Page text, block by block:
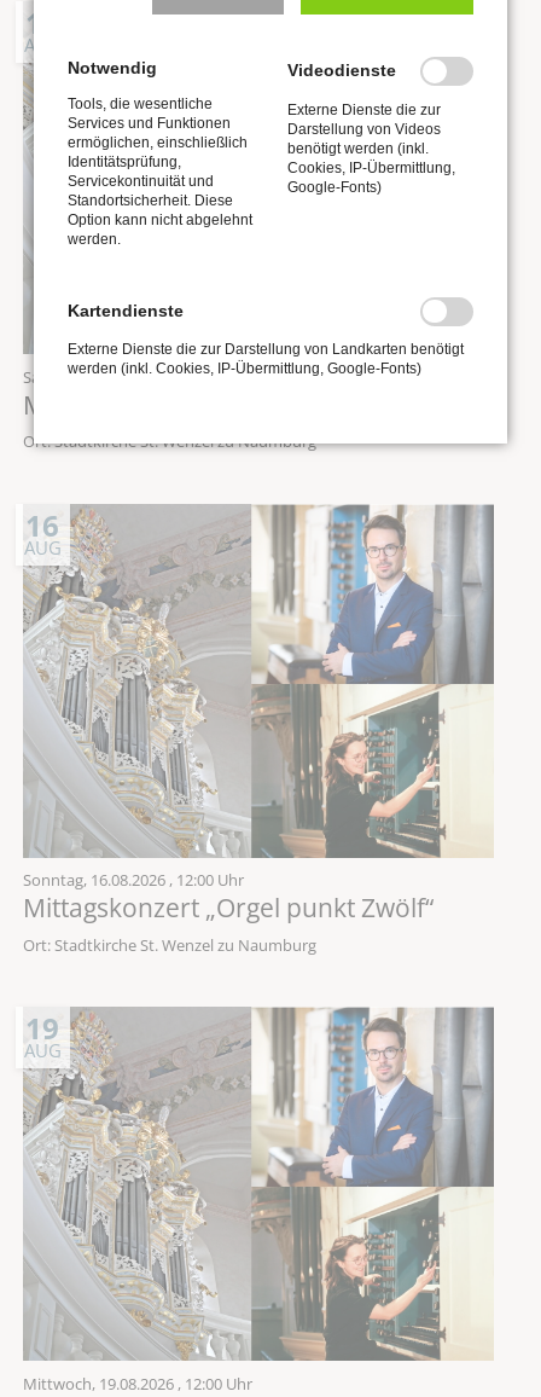
15
AUG
Samstag,15.08.2026 , 12:00 Uhr
Mittagskonzert „Orgel punkt Zwölf“
Ort: Stadtkirche St. Wenzel zu Naumburg
16
AUG
Sonntag, 16.08.2026 , 12:00 Uhr
Mittagskonzert „Orgel punkt Zwölf“
Ort: Stadtkirche St. Wenzel zu Naumburg
19
AUG
Mittwoch, 19.08.2026 , 12:00 Uhr
Notwendig
Tools, die wesentliche
Services und Funktionen
ermöglichen, einschließlich
Identitätsprüfung,
Servicekontinuität und
Standortsicherheit. Diese
Option kann nicht abgelehnt
werden.
Videodienste
Externe Dienste die zur
Darstellung von Videos
benötigt werden (inkl.
Cookies, IP-Übermittlung,
Google-Fonts)
Kartendienste
Externe Dienste die zur Darstellung von Landkarten benötigt
werden (inkl. Cookies, IP-Übermittlung, Google-Fonts)